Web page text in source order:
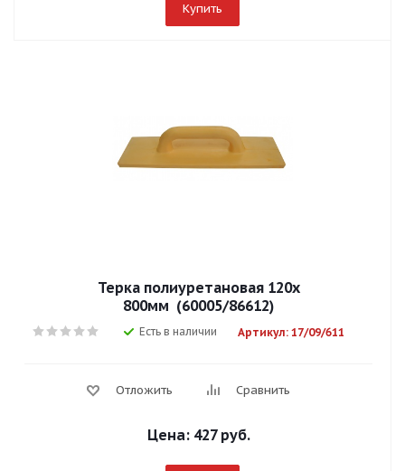
Купить
Терка полиуретановая 120х
800мм (60005/86612)
Есть в наличии Артикул: 17/09/611
Отложить Сравнить
Цена: 427 руб.